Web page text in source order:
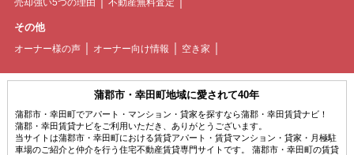
その他
オーナー様の声 オーナー向け情報 空き家
蒲郡市・幸田町地域に愛されて40年
蒲郡市・幸田町でアパート・マンション・貸家を探すなら蒲郡・幸田賃貸ナビ！
蒲郡・幸田賃貸ナビをご利用いただき、ありがとうございます。
当サイトは蒲郡市・幸田町における賃貸アパート・賃貸マンション・貸家・月極駐
車場のご紹介と仲介を行う住宅不動産賃貸専門サイトです。 蒲郡市・幸田町の賃貸